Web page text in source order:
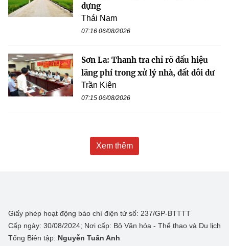
dựng
Thái Nam
07:16 06/08/2026
Sơn La: Thanh tra chỉ rõ dấu hiệu
lãng phí trong xử lý nhà, đất dôi dư
Trần Kiên
07:15 06/08/2026
Xem thêm
Giấy phép hoạt động báo chí điện tử số: 237/GP-BTTTT
Cấp ngày: 30/08/2024; Nơi cấp: Bộ Văn hóa - Thể thao và Du lịch
Tổng Biên tập: Nguyễn Tuấn Anh